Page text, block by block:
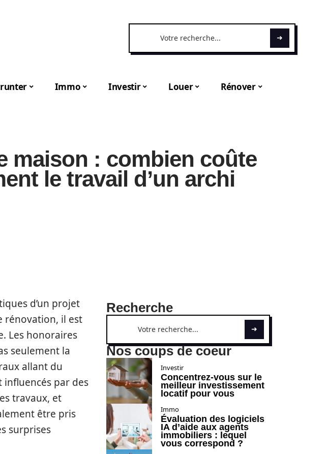
Immo Investir Louer Rénover
maison : combien coûte
le travail d’un archi
d’un projet
rénovation, il est
Les honoraires
seulement la
allant du
influencés par des
travaux, et
être pris
surprises
Recherche
Nos coups de coeur
Investir
Concentrez-vous sur le
meilleur investissement
locatif pour vous
Immo
Évaluation des logiciels
IA d’aide aux agents
immobiliers : lequel
vous correspond ?